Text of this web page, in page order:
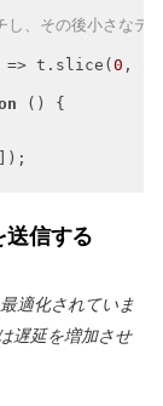
、その後小さなデ
=> t.slice(0 ,
( )
信する
適化されていま
遅延を増加させ